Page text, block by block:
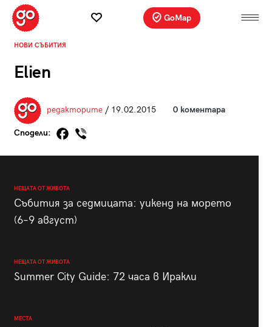
GoMap
НОВИ СЪБИТИЯ
Elien
редакторите/ 19.02.2015 0 коментара
Сподели:
НЕЩАТА ОТ ЖИВОТА
Събития за седмицата: уикенд на морето
(6–9 август)
НЕЩАТА ОТ ЖИВОТА
Summer City Guide: 72 часа в Иракли
МЕСТА